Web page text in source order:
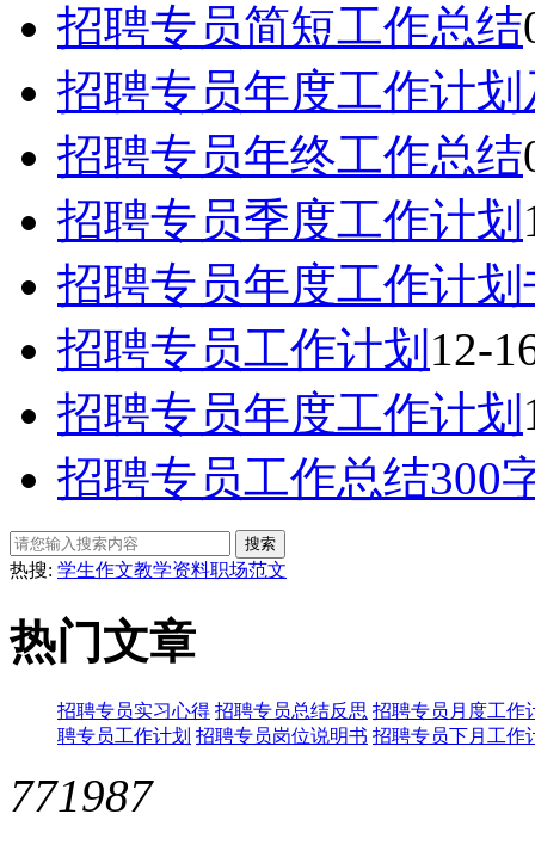
招聘专员简短工作总结
招聘专员年度工作计
招聘专员年终工作总结
招聘专员季度工作计划
招聘专员年度工作计划
招聘专员工作计划 12-
招聘专员年度工作计划
招聘专员工作总结300
热搜: 学生作文教学资料职场范文
热门文章
招聘专员实习心得 招聘专员总结反思 招聘专员月度工作
聘专员工作计划 招聘专员岗位说明书 招聘专员下月工作
771987